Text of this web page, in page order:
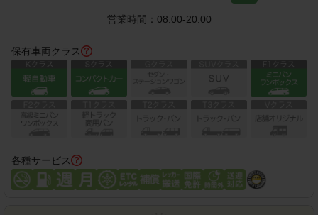
営業時間： 08:00-20:00
保有車両クラス
各種サービス